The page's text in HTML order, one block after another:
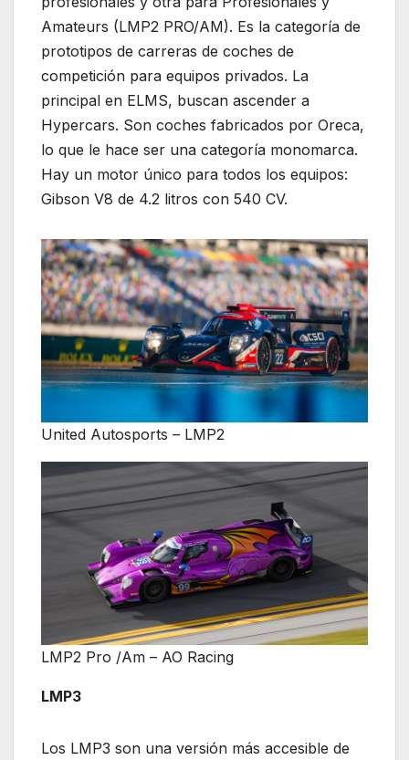
Amateurs (LMP2 PRO/AM). Es la categoría de
prototipos de carreras de coches de
competición para equipos privados. La
principal en ELMS, buscan ascender a
Hypercars. Son coches fabricados por Oreca,
lo que le hace ser una categoría monomarca.
Hay un motor único para todos los equipos:
Gibson V8 de 4.2 litros con 540 CV.
United Autosports – LMP2
LMP2 Pro /Am – AO Racing
LMP3
Los LMP3 son una versión más accesible de